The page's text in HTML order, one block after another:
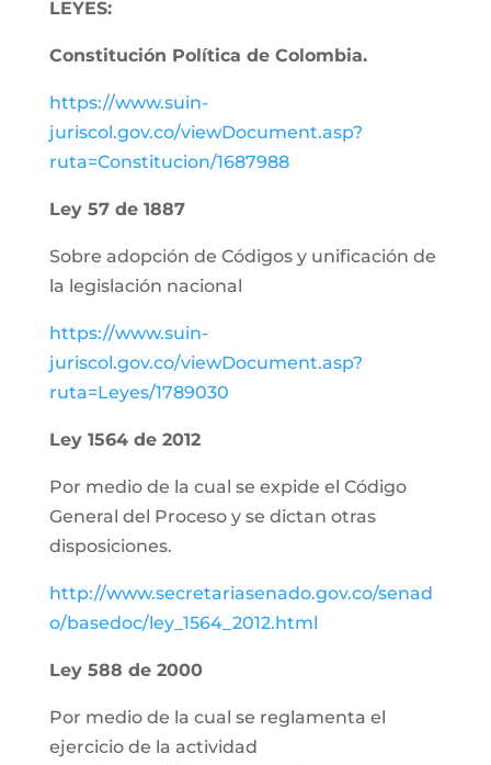
LEYES:
Constitución Política de Colombia.
https://www.suin-
juriscol.gov.co/viewDocument.asp?
ruta=Constitucion/1687988
Ley 57 de 1887
Sobre adopción de Códigos y unificación de
la legislación nacional
https://www.suin-
juriscol.gov.co/viewDocument.asp?
ruta=Leyes/1789030
Ley 1564 de 2012
Por medio de la cual se expide el Código
General del Proceso y se dictan otras
disposiciones.
http://www.secretariasenado.gov.co/senad
o/basedoc/ley_1564_2012.html
Ley 588 de 2000
Por medio de la cual se reglamenta el
ejercicio de la actividad